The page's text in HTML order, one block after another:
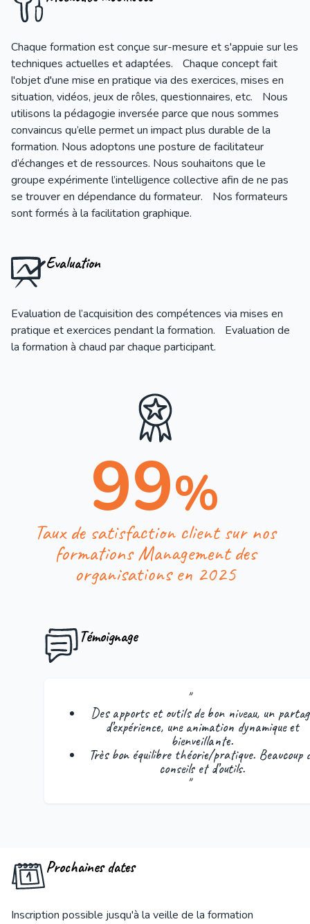
Chaque formation est conçue sur-mesure et s'appuie sur les
techniques actuelles et adaptées. Chaque concept fait
l'objet d'une mise en pratique via des exercices, mises en
situation, vidéos, jeux de rôles, questionnaires, etc. Nous
utilisons la pédagogie inversée parce que nous sommes
convaincus qu’elle permet un impact plus durable de la
formation. Nous adoptons une posture de facilitateur
d’échanges et de ressources. Nous souhaitons que le
groupe expérimente l’intelligence collective afin de ne pas
se trouver en dépendance du formateur. Nos formateurs
sont formés à la facilitation graphique.
Evaluation
Evaluation de l’acquisition des compétences via mises en
pratique et exercices pendant la formation. Evaluation de
la formation à chaud par chaque participant.
99%
Taux de satisfaction client sur nos
formations Management des
organisations en 2025
Témoignage
"
Des apports et outils de bon niveau, un
d’expérience, une animation dynamique et
bienveillante.
Très bon équilibre théorie/pratique. Beaucoup
conseils et d’outils.
"
Prochaines dates
Inscription possible jusqu'à la veille de la formation